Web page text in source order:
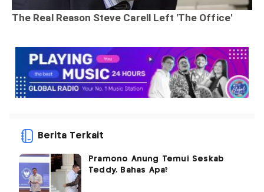
Berita Terkait
Pramono Anung Temui Seskab
Teddy, Bahas Apa?